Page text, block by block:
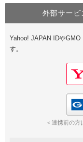
外部サービ
Yahoo! JAPAN IDやGMO
す。
＜連携前の方